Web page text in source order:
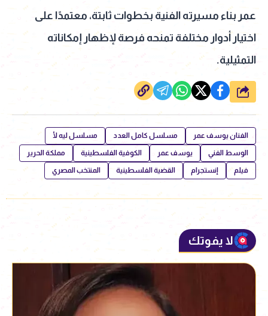
عمر بناء مسيرته الفنية بخطوات ثابتة، معتمدًا على
اختيار أدوار مختلفة تمنحه فرصة لإظهار إمكاناته
التمثيلية.
شارك
الفنان يوسف عمر مسلسل كامل العدد مسلسل ليه لأ
الوسط الفني يوسف عمر الكوفية الفلسطينية مملكة الحرير
فيلم إنستجرام القضية الفلسطينية المنتخب المصري
لا يفوتك